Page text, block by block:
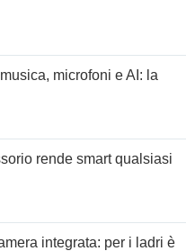
microfoni e AI: la
rende smart qualsiasi
integrata: per i ladri è